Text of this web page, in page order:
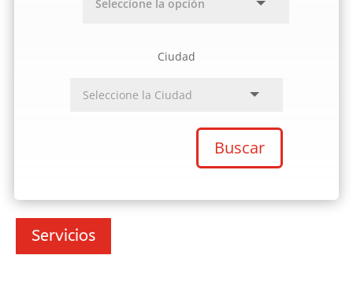
Ciudad
Buscar
Servicios